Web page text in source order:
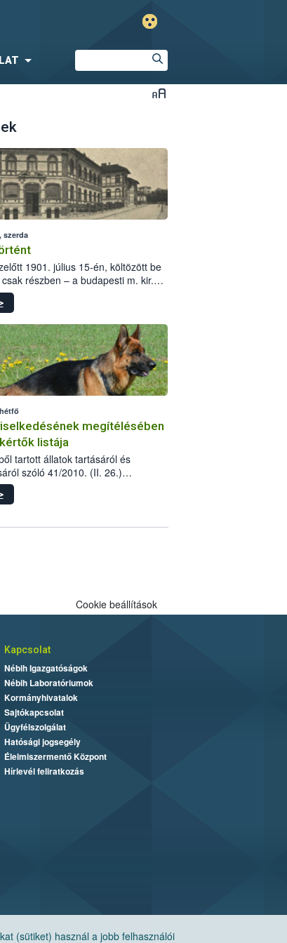
szerda
1901. július 15-én, költözött be
részben – a budapesti m. kir.
állomás a Kis Rókus utca
Czigler Győző által tervezett új
megítélésében
listája
tartott állatok tartásáról és
szóló 41/2010. (II. 26.)
szabályozza az eb okozta fizikai
ennek veszélye keletkezésekor
tartását és annak engedélyezését.
(sütiket) használ a jobb felhasználói
Cookie beállítások
Kapcsolat
Nébih Igazgatóságok
Nébih Laboratóriumok
Kormányhivatalok
Sajtókapcsolat
Ügyfélszolgálat
Hatósági jogsegély
Élelmiszermentő Központ
Hírlevél feliratkozás